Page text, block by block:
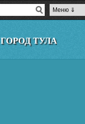
ГОРОД ТУЛА